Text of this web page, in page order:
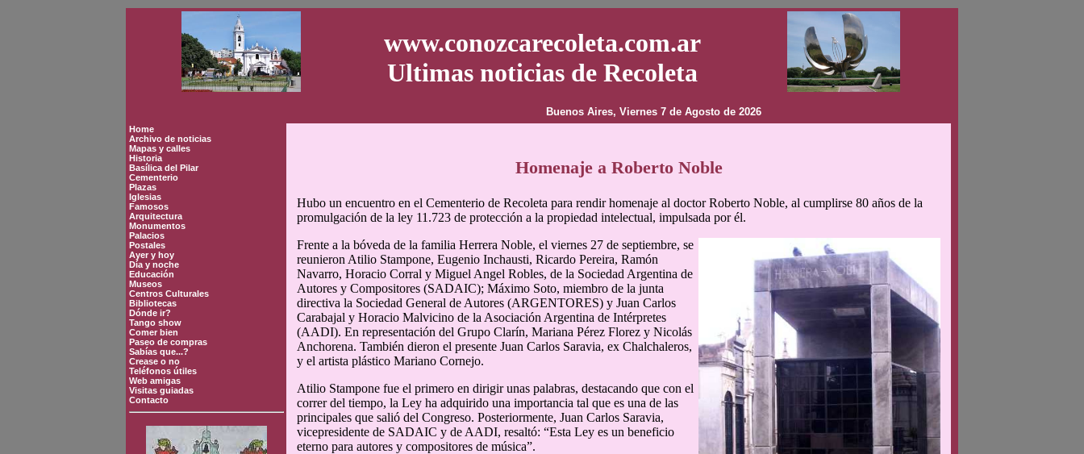
www.conozcarecoleta.com.ar
Ultimas noticias de Recoleta
Buenos Aires, Viernes 7 de Agosto de 2026
Home
Archivo de noticias
Mapas y calles
Historia
Basílica del Pilar
Cementerio
Plazas
Iglesias
Famosos
Arquitectura
Monumentos
Palacios
Postales
Ayer y hoy
Día y noche
Educación
Museos
Centros Culturales
Bibliotecas
Dónde ir?
Tango show
Comer bien
Paseo de compras
Sabías que...?
Crease o no
Teléfonos útiles
Web amigas
Visitas guiadas
Contacto
Homenaje a Roberto Noble
Hubo un encuentro en el Cementerio de Recoleta para rendir homenaje al doctor Roberto Noble, al cumplirse 80 años de la
promulgación de la ley 11.723 de protección a la propiedad intelectual, impulsada por él.
Frente a la bóveda de la familia Herrera Noble, el viernes 27 de septiembre, se
reunieron Atilio Stampone, Eugenio Inchausti, Ricardo Pereira, Ramón
Navarro, Horacio Corral y Miguel Angel Robles, de la Sociedad Argentina de
Autores y Compositores (SADAIC); Máximo Soto, miembro de la junta
directiva la Sociedad General de Autores (ARGENTORES) y Juan Carlos
Carabajal y Horacio Malvicino de la Asociación Argentina de Intérpretes
(AADI). En representación del Grupo Clarín, Mariana Pérez Florez y Nicolás
Anchorena. También dieron el presente Juan Carlos Saravia, ex Chalchaleros,
y el artista plástico Mariano Cornejo.
Atilio Stampone fue el primero en dirigir unas palabras, destacando que con el
correr del tiempo, la Ley ha adquirido una importancia tal que es una de las
principales que salió del Congreso. Posteriormente, Juan Carlos Saravia,
vicepresidente de SADAIC y de AADI, resaltó: “Esta Ley es un beneficio
eterno para autores y compositores de música”.